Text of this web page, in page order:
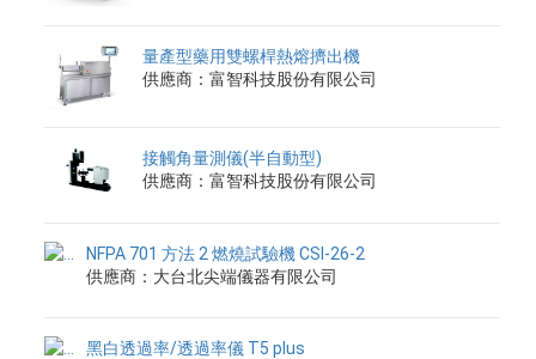
量產型藥用雙螺桿熱熔擠出機
供應商：富智科技股份有限公司
接觸角量測儀(半自動型)
供應商：富智科技股份有限公司
NFPA 701 方法 2 燃燒試驗機 CSI-26-2
供應商：大台北尖端儀器有限公司
黑白透過率/透過率儀 T5 plus